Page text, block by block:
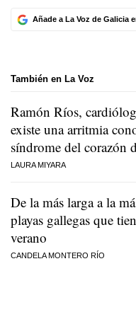
Añade a La Voz de Galicia
También en La Voz
Ramón Ríos,
existe una arritmia
síndrome del corazón
LAURA MIYARA
De la más larga a la
playas gallegas que
verano
CANDELA MONTERO RÍO